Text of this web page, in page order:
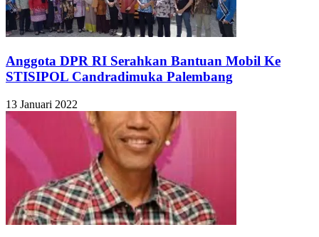
Anggota DPR RI Serahkan Bantuan Mobil Ke
STISIPOL Candradimuka Palembang
13 Januari 2022